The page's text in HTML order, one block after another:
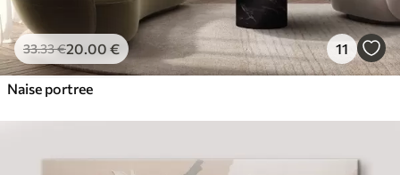
33.33€20.00 € 11
Naise portree